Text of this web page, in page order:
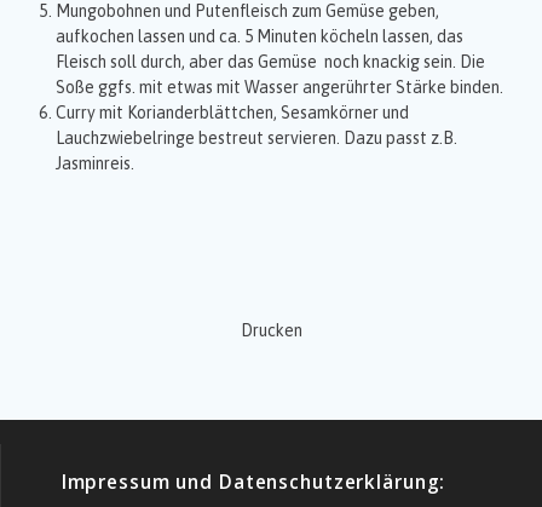
Mungobohnen und Putenfleisch zum Gemüse geben,
aufkochen lassen und ca. 5 Minuten köcheln lassen, das
Fleisch soll durch, aber das Gemüse noch knackig sein. Die
Soße ggfs. mit etwas mit Wasser angerührter Stärke binden.
Curry mit Korianderblättchen, Sesamkörner und
Lauchzwiebelringe bestreut servieren. Dazu passt z.B.
Jasminreis.
Drucken
Impressum und Datenschutzerklärung: